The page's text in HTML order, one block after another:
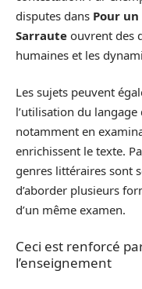
disputes dans Pour
Sarraute ouvrent des
humaines et les
Les sujets peuvent
l’utilisation du langage
notamment en
enrichissent le texte.
genres littéraires sont
d’aborder plusieurs
d’un même examen.
Ceci est renforcé
l’enseignement